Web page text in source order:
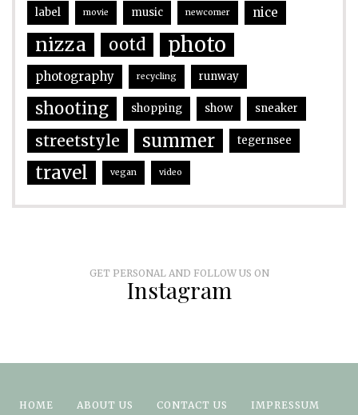
label movie music newcomer nice
nizza ootd photo
photography recycling runway
shooting shopping show sneaker
streetstyle summer tegernsee
travel vegan video
GET PERSONAL AND FOLLOW US ON
Instagram
HOME ABOUT US CONTACT US IMPRESSUM